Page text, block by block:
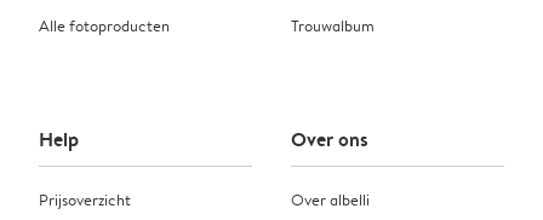
Alle fotoproducten
Trouwalbum
Help
Prijsoverzicht
Over ons
Over albelli